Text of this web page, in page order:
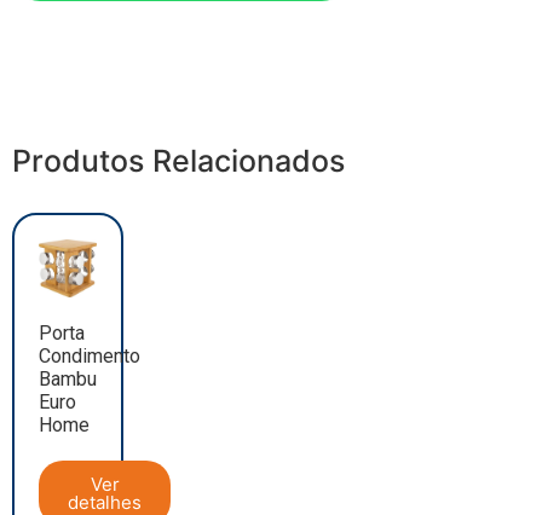
Produtos Relacionados
Porta
Condimento
Bambu
Euro
Home
Ver
detalhes